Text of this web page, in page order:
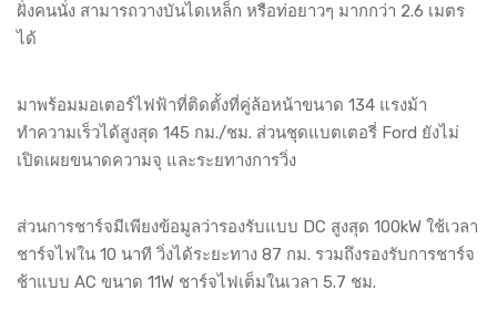
ฝั่งคนนั่ง สามารถวางบันไดเหล็ก หรือท่อยาวๆ มากกว่า 2.6 เมตร
ได้
มาพร้อมมอเตอร์ไฟฟ้าที่ติดตั้งที่คู่ล้อหน้าขนาด 134 แรงม้า
ทำความเร็วได้สูงสุด 145 กม./ชม. ส่วนชุดแบตเตอรี่ Ford ยังไม่
เปิดเผยขนาดความจุ และระยทางการวิ่ง
ส่วนการชาร์จมีเพียงข้อมูลว่ารองรับแบบ DC สูงสุด 100kW ใช้เวลา
ชาร์จไฟใน 10 นาที วิ่งได้ระยะทาง 87 กม. รวมถึงรองรับการชาร์จ
ช้าแบบ AC ขนาด 11W ชาร์จไฟเต็มในเวลา 5.7 ชม.